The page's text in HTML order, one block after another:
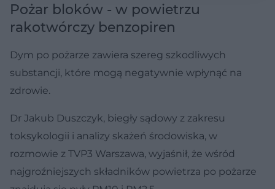
Pożar bloków - w powietrzu
rakotwórczy benzopiren
Dym po pożarze zawiera szereg szkodliwych
substancji, które mogą negatywnie wpłynąć na
zdrowie.
Dr Jakub Duszczyk, biegły sądowy z zakresu
toksykologii i analizy skażeń środowiska, w
rozmowie z TVP3 Warszawa, wyjaśnił, że wśród
najgroźniejszych składników powietrza po pożarze